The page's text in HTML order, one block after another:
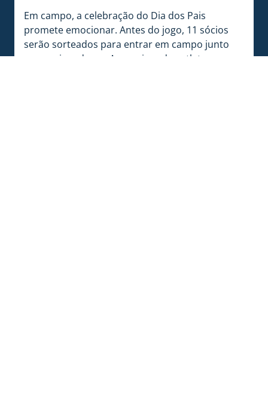
Em campo, a celebração do Dia dos Pais
promete emocionar. Antes do jogo, 11 sócios
serão sorteados para entrar em campo junto
com os jogadores. As camisas dos atletas